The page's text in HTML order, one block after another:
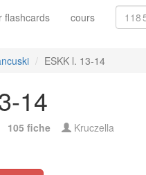
flashcards cours
ESKK l. 13-14
14
105 fiche Kruczella